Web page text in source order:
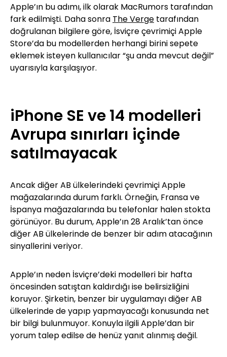
Apple’ın bu adımı, ilk olarak MacRumors tarafından
fark edilmişti. Daha sonra The Verge tarafından
doğrulanan bilgilere göre, İsviçre çevrimiçi Apple
Store’da bu modellerden herhangi birini sepete
eklemek isteyen kullanıcılar “şu anda mevcut değil”
uyarısıyla karşılaşıyor.
iPhone SE ve 14 modelleri
Avrupa sınırları içinde
satılmayacak
Ancak diğer AB ülkelerindeki çevrimiçi Apple
mağazalarında durum farklı. Örneğin, Fransa ve
İspanya mağazalarında bu telefonlar halen stokta
görünüyor. Bu durum, Apple’ın 28 Aralık’tan önce
diğer AB ülkelerinde de benzer bir adım atacağının
sinyallerini veriyor.
Apple’ın neden İsviçre’deki modelleri bir hafta
öncesinden satıştan kaldırdığı ise belirsizliğini
koruyor. Şirketin, benzer bir uygulamayı diğer AB
ülkelerinde de yapıp yapmayacağı konusunda net
bir bilgi bulunmuyor. Konuyla ilgili Apple’dan bir
yorum talep edilse de henüz yanıt alınmış değil.